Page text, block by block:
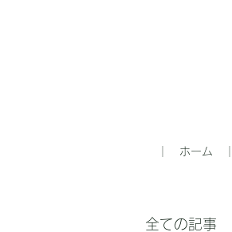
｜ ホーム ｜
全ての記事